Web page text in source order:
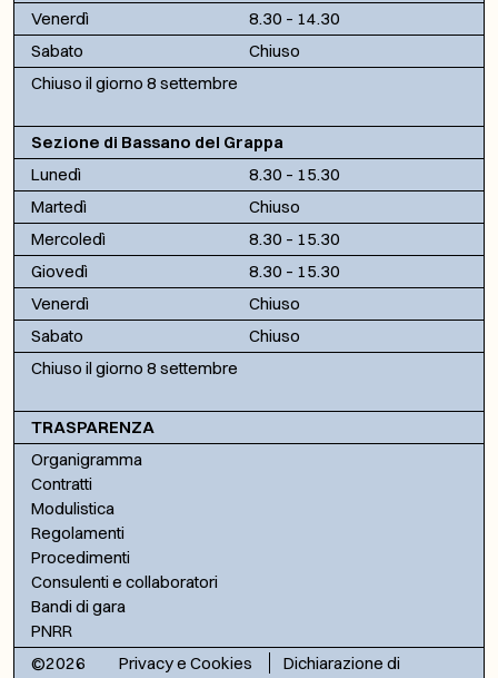
Venerdì
8.30 – 14.30
Sabato
Chiuso
Chiuso il giorno 8 settembre
Sezione di Bassano del Grappa
Lunedì
8.30 – 15.30
Martedì
Chiuso
Mercoledì
8.30 – 15.30
Giovedì
8.30 – 15.30
Venerdì
Chiuso
Sabato
Chiuso
Chiuso il giorno 8 settembre
TRASPARENZA
Organigramma
Contratti
Modulistica
Regolamenti
Procedimenti
Consulenti e collaboratori
Bandi di gara
PNRR
©2026
Privacy e Cookies
Dichiarazione di